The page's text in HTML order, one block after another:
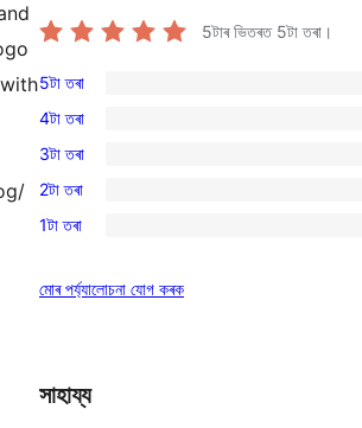
5টাৰ ভিতৰত 5টা তৰা।
3
5-
star
reviews
5টা তৰা
0
4-
star
reviews
4টা তৰা
0
3-
star
3টা তৰা
0
2-
reviews
2টা তৰা
0
star
1টা তৰা
মোৰ পৰ্য্যালোচনা যোগ কৰক
সাহায্য